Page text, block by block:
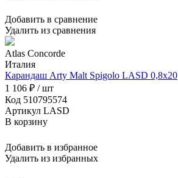
Добавить в сравнение
Удалить из сравнения
Atlas Concorde
Италия
Карандаш Arty Malt Spigolo LASD 0,8x20
1 106 ₽ / шт
Код 510795574
Артикул LASD
В корзину
Добавить в избранное
Удалить из избранных